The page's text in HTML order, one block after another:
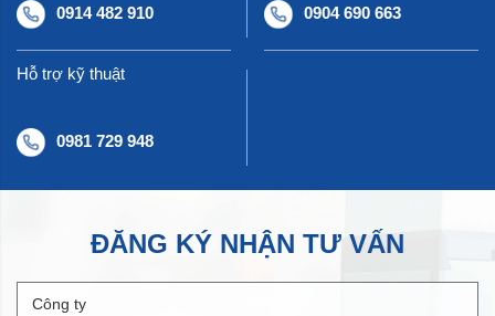
0914 482 910 0904 690 663
Hỗ trợ kỹ thuật
0981 729 948
ĐĂNG KÝ NHẬN TƯ VẤN